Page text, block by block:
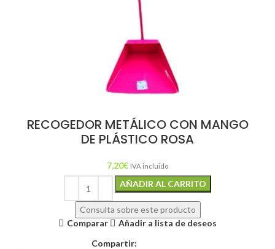
RECOGEDOR METÁLICO CON MANGO
DE PLÁSTICO ROSA
7,20€ IVA incluido
AÑADIR AL CARRITO
Consulta sobre este producto
Comparar
Añadir a lista de deseos
Compartir: